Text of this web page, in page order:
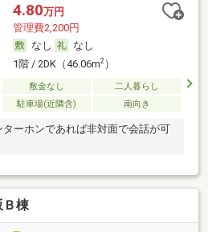
4.80万円
管理費2,200円
なし
なし
1階 / 2DK（46.06m2）
敷金なし
二人暮らし
駐車場(近隣含) 南向き
ターホンであれば非対面で会話が可
Ｂ棟